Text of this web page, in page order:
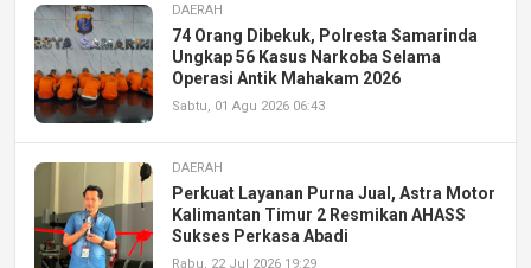
DAERAH
74 Orang Dibekuk, Polresta Samarinda
Ungkap 56 Kasus Narkoba Selama
Operasi Antik Mahakam 2026
Sabtu, 01 Agu 2026 06:43
DAERAH
Perkuat Layanan Purna Jual, Astra Motor
Kalimantan Timur 2 Resmikan AHASS
Sukses Perkasa Abadi
Rabu, 22 Jul 2026 19:29